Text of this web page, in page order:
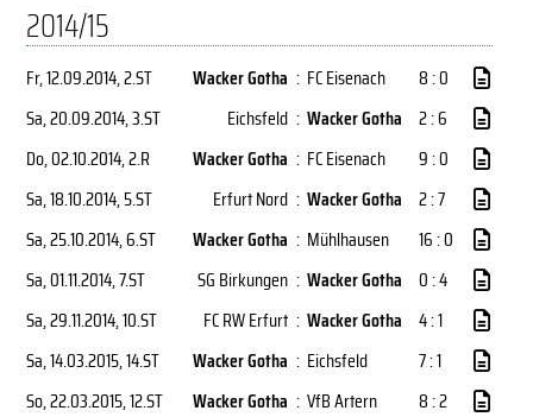
2014/15
Fr, 12.09.2014, 2.ST Wacker Gotha : FC Eisenach
8 : 0
Sa, 20.09.2014, 3.ST Eichsfeld : Wacker Gotha 2 : 6
Do, 02.10.2014, 2.R Wacker Gotha : FC Eisenach
9 : 0
Sa, 18.10.2014, 5.ST Erfurt Nord : Wacker Gotha 2 : 7
Sa, 25.10.2014, 6.ST Wacker Gotha : Mühlhausen
16 : 0
Sa, 01.11.2014, 7.ST SG Birkungen : Wacker Gotha 0 : 4
Sa, 29.11.2014, 10.ST FC RW Erfurt : Wacker Gotha 4 : 1
Sa, 14.03.2015, 14.ST Wacker Gotha : Eichsfeld
7 : 1
So, 22.03.2015, 12.ST Wacker Gotha : VfB Artern
8 : 2